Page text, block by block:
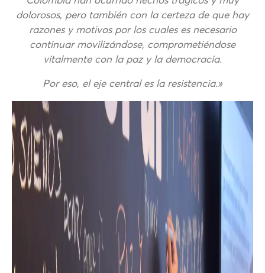
dolorosos, pero también con la certeza de que hay
razones y motivos por los cuales es necesario
continuar movilizándose, comprometiéndose
vitalmente con la paz y la democracia.
Por eso, el eje central es la resistencia.»